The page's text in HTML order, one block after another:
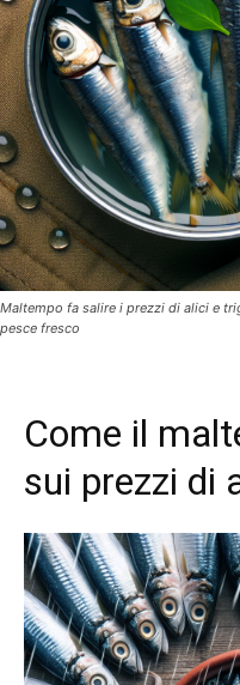
Maltempo fa salire i prezzi di alici e
pesce fresco
Come il
sui prezzi di